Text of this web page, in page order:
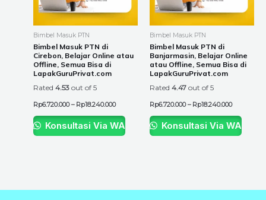
Bimbel Masuk PTN
Bimbel Masuk PTN di
Cirebon, Belajar Online atau
Offline, Semua Bisa di
LapakGuruPrivat.com
Rated 4.53 out of 5
Rp6.720.000 – Rp18.240.000
on
Konsultasi Via WA
Bimbel Masuk PTN
Bimbel Masuk PTN di
Banjarmasin, Belajar Online
atau Offline, Semua Bisa di
LapakGuruPrivat.com
Rated 4.47 out of 5
Rp6.720.000 – Rp18.240.000
on
Konsultasi Via WA